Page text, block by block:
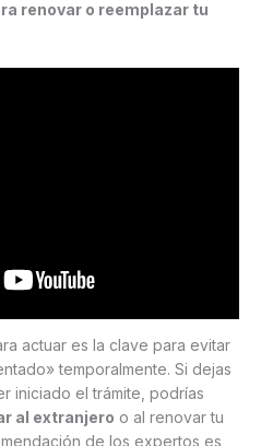
renovar o reemplazar tu
actuar es la clave para evitar
temporalmente. Si dejas
iniciado el trámite, podrías
al extranjero o al renovar tu
de los expertos es